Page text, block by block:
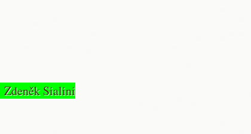
Zdeněk Sialini